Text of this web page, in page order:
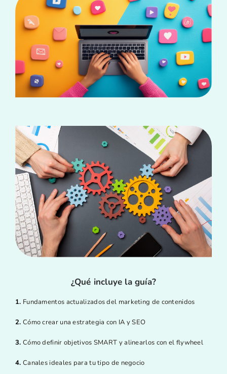
¿Qué incluye la guía?
1. Fundamentos actualizados del marketing de contenidos
2. Cómo crear una estrategia con IA y SEO
3. Cómo definir objetivos SMART y alinearlos con el flywheel
4. Canales ideales para tu tipo de negocio